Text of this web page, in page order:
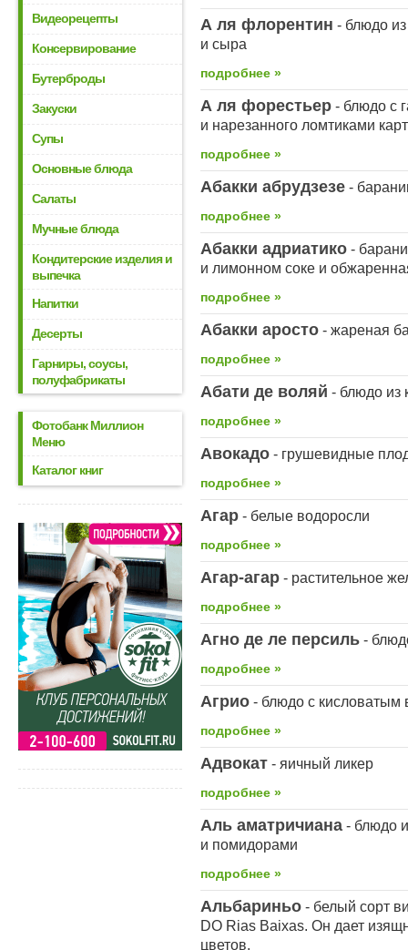
Видеорецепты
Консервирование
Бутерброды
Закуски
Супы
Основные блюда
Салаты
Мучные блюда
Кондитерские изделия и
выпечка
Напитки
Десерты
Гарниры, соусы,
полуфабрикаты
Фотобанк Миллион
Меню
Каталог книг
А ля флорентин - блюдо
и сыра
подробнее »
А ля форестьер - блюдо с
и нарезанного ломтиками
подробнее »
Абакки абрудзезе -
подробнее »
Абакки адриатико -
и лимонном соке и
подробнее »
Абакки аросто - жареная
подробнее »
Абати де воляй - блюдо из
подробнее »
Авокадо - грушевидные
подробнее »
Агар - белые водоросли
подробнее »
Агар-агар - растительное
подробнее »
Агно де ле персиль -
подробнее »
Агрио - блюдо с кисловатым
подробнее »
Адвокат - яичный ликер
подробнее »
Аль аматричиана - блюдо
и помидорами
подробнее »
Альбариньо - белый сорт
DO Rias Baixas. Он дает
цветов.